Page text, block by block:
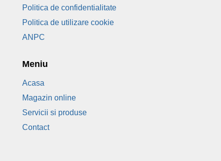
Politica de confidentialitate
Politica de utilizare cookie
ANPC
Meniu
Acasa
Magazin online
Servicii si produse
Contact